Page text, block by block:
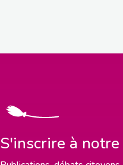
S'inscrire à